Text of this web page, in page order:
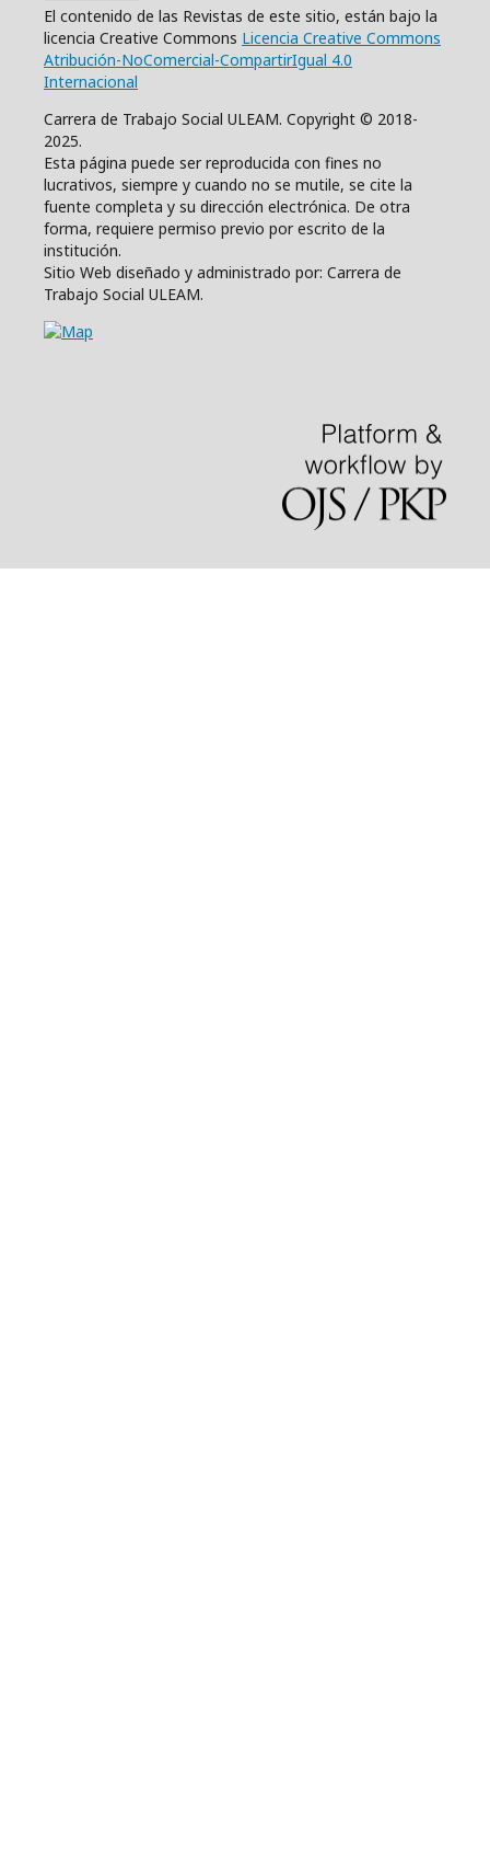
El contenido de las Revistas de este sitio, están bajo la
licencia Creative Commons Licencia Creative Commons
Atribución-NoComercial-CompartirIgual 4.0
Internacional
Carrera de Trabajo Social ULEAM. Copyright © 2018-
2025.
Esta página puede ser reproducida con fines no
lucrativos, siempre y cuando no se mutile, se cite la
fuente completa y su dirección electrónica. De otra
forma, requiere permiso previo por escrito de la
institución.
Sitio Web diseñado y administrado por: Carrera de
Trabajo Social ULEAM.